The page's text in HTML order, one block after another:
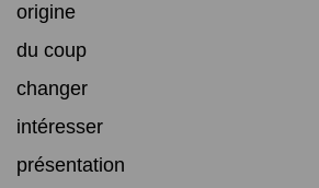
origine
du coup
changer
intéresser
présentation